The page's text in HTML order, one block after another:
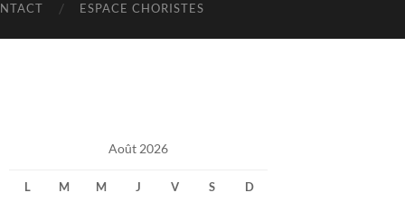
ESPACE CHORISTES
Août 2026
L M M J V S D